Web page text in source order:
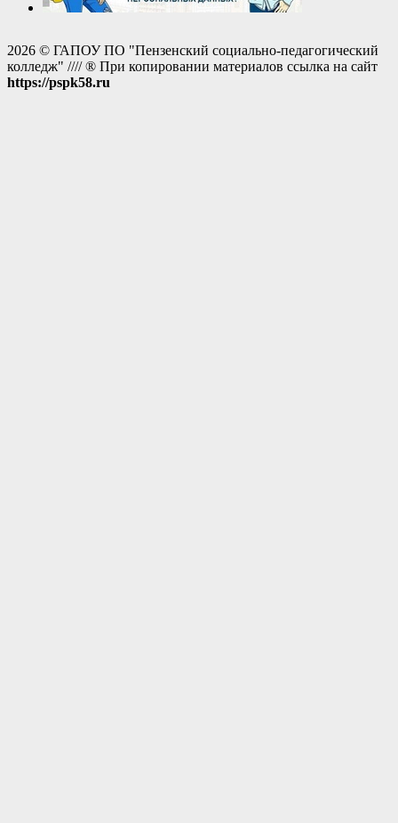
2026 © ГАПОУ ПО "Пензенский социально-педагогический
колледж" //// ® При копировании материалов ссылка на сайт
https://pspk58.ru